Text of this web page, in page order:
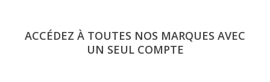
ACCÉDEZ À TOUTES NOS MARQUES AVEC
UN SEUL COMPTE